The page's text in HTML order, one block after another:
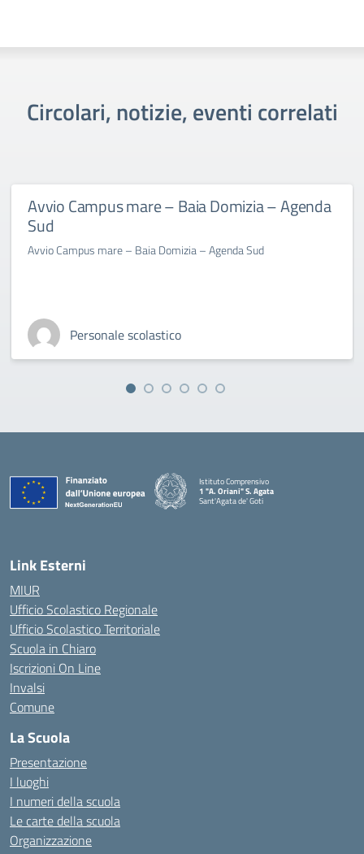
Circolari, notizie, eventi correlati
Avvio Campus mare – Baia Domizia – Agenda
Sud
Avvio Campus mare – Baia Domizia – Agenda Sud
Personale scolastico
Istituto Comprensivo
1 "A. Oriani" S. Agata
Sant'Agata de' Goti
— Visita la pagina iniziale della scuola
Link Esterni
MIUR
Ufficio Scolastico Regionale
Ufficio Scolastico Territoriale
Scuola in Chiaro
Iscrizioni On Line
Invalsi
Comune
La Scuola
Presentazione
I luoghi
I numeri della scuola
Le carte della scuola
Organizzazione